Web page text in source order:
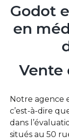
Godot
en
Vente
Notre agence
c’est-à-dire
dans
situés au 50